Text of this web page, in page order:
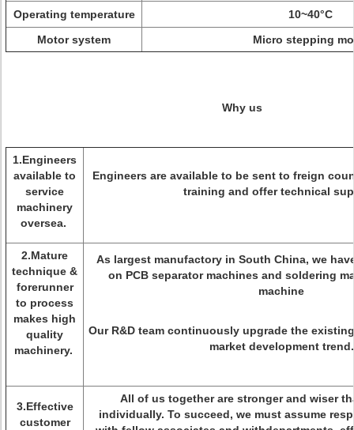
Operating temperature
10~40°C
Motor system
Micro stepping
Why us
1.Engineers
available to
service
machinery
oversea.
Engineers are available to be sent to freign
training and offer technical
2.Mature
technique &
forerunner
to process
makes high
quality
machinery.
As largest manufactory in South China, we
on PCB separator machines and soldering
machine
Our R&D team continuously upgrade the
market development trend.
3.Effective
customer
All of us together are stronger and wiser
individually. To succeed, we must assume